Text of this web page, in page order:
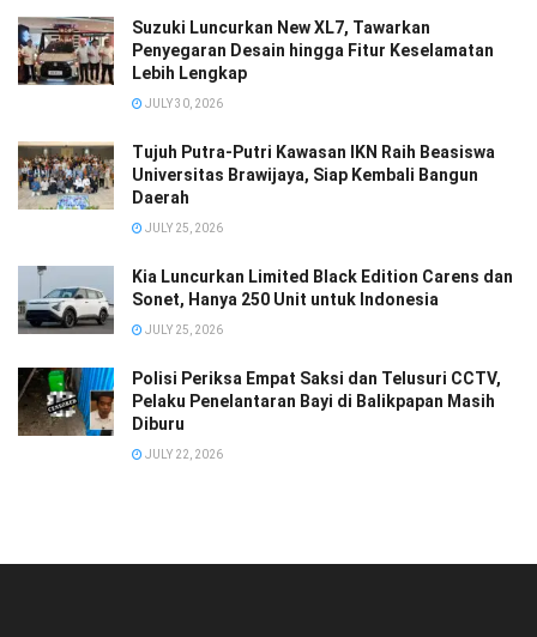
Suzuki Luncurkan New XL7, Tawarkan
Penyegaran Desain hingga Fitur Keselamatan
Lebih Lengkap
JULY 30, 2026
Tujuh Putra-Putri Kawasan IKN Raih Beasiswa
Universitas Brawijaya, Siap Kembali Bangun
Daerah
JULY 25, 2026
Kia Luncurkan Limited Black Edition Carens dan
Sonet, Hanya 250 Unit untuk Indonesia
JULY 25, 2026
Polisi Periksa Empat Saksi dan Telusuri CCTV,
Pelaku Penelantaran Bayi di Balikpapan Masih
Diburu
JULY 22, 2026